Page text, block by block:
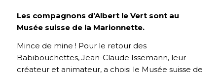
Les compagnons d’Albert le Vert sont au
Musée suisse de la Marionnette.
Mince de mine ! Pour le retour des
Babibouchettes, Jean-Claude Issemann, leur
créateur et animateur, a choisi le Musée suisse de